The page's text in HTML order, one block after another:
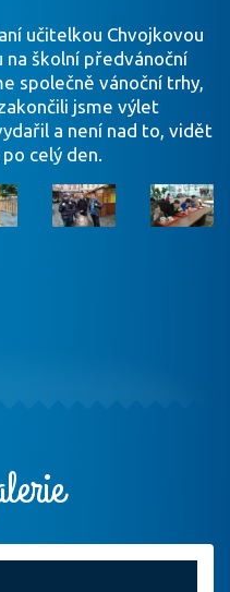
učitelkou Chvojkovou
školní předvánoční
společně vánoční trhy,
jsme výlet
a není nad to, vidět
celý den.